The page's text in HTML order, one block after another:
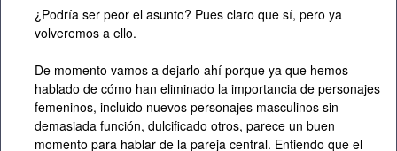
¿Podría ser peor el asunto? Pues claro que sí, pero ya
volveremos a ello.
De momento vamos a dejarlo ahí porque ya que hemos
hablado de cómo han eliminado la importancia de personajes
femeninos, incluido nuevos personajes masculinos sin
demasiada función, dulcificado otros, parece un buen
momento para hablar de la pareja central. Entiendo que el